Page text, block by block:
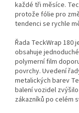
každé tři měsíce.
protože fólie pro
tendenci se rychle
Řada TeckWrap 180
obsahuje
polymerní film
povrchy. Uvedení
metalických barev
balení vozidel
zákazníků po celém